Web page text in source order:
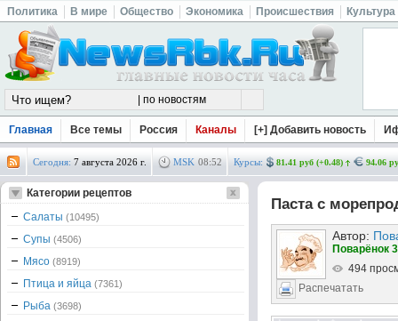
Политика В мире Общество Экономика Происшествия Культура
Главная Все темы Россия Каналы [+] Добавить новость
Сегодня: 7 августа 2026 г. MSK 08:52 Курсы: 81.41 руб (+0.48) 94.06
Паста с
Автор:
Поварёнок
494
Распечатать
Категории рецептов
Салаты (10495)
Супы (4506)
Мясо (8919)
Птица и яйца (7361)
Рыба (3698)